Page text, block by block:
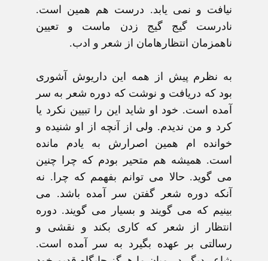
نيافت و نمی يابد. درست هم همين است.
نادرست گيج گيج زدن ماست و تعيين
ناهمزمان انتظارهامان از شعر و ادب.
به نظرم پيش از همه اين داريوش آشوری
بود که دريافت و نوشت که دوره شعر به سر
آمده است. خود او شايد اين را تبيين نکرد يا
کرد و من نديدم. ولی از آنچه از او شنيده و
خوانده ام همين اصرارش به يادم مانده
است. هميشه هم متحير بودم که چرا چنين
می گويد. حالا می توانم بفهمم که چرا. نه
آنکه دوره شعر گفتن سر آمده باشد. می
بينيم که می گويند و بسيار می گويند. دوره
انتظار از شعر که کاری بکند و نقشی و
رسالتی بر عهده بگيرد به سر آمده است.